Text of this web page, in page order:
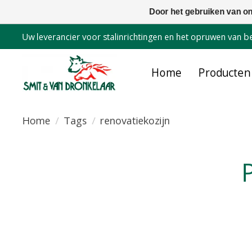
Uw leverancier voor stalinrichtingen en het opruwen van
Home Producten
Home / Tags / renovatiekozijn
Door het gebruiken van